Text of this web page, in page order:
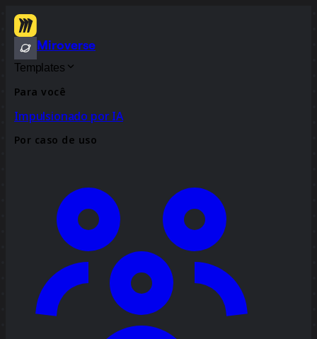
Miroverse
Templates
Para você
Impulsionado por IA
Por caso de uso